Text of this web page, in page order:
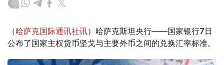
（哈萨克国际通讯社讯）哈萨克斯坦央行——国家银行7日
公布了国家主权货币坚戈与主要外币之间的兑换汇率标准。